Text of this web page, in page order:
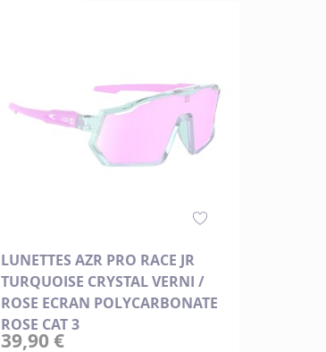
LUNETTES AZR PRO RACE JR
TURQUOISE CRYSTAL VERNI /
ROSE ECRAN POLYCARBONATE
ROSE CAT 3
39,90 €